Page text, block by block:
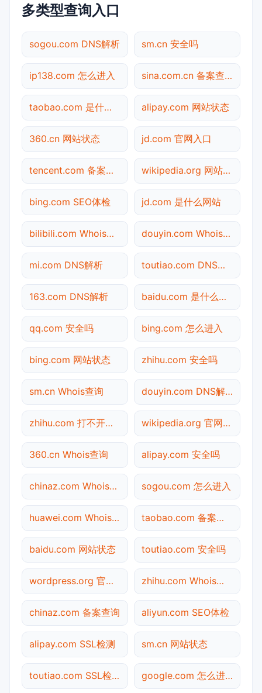
多类型查询入口
sogou.com DNS解析 sm.cn 安全吗
ip138.com 怎么进入 sina.com.cn 备案查询
taobao.com 是什么网站 alipay.com 网站状态
360.cn 网站状态 jd.com 官网入口
tencent.com 备案查询 wikipedia.org 网站状态
bing.com SEO体检 jd.com 是什么网站
bilibili.com Whois查询 douyin.com Whois查询
mi.com DNS解析 toutiao.com DNS解析
163.com DNS解析 baidu.com 是什么网站
qq.com 安全吗 bing.com 怎么进入
bing.com 网站状态 zhihu.com 安全吗
sm.cn Whois查询 douyin.com DNS解析
zhihu.com 打不开检测 wikipedia.org 官网入口
360.cn Whois查询 alipay.com 安全吗
chinaz.com Whois查询 sogou.com 怎么进入
huawei.com Whois查询 taobao.com 备案查询
baidu.com 网站状态 toutiao.com 安全吗
wordpress.org 官网入口 zhihu.com Whois查询
chinaz.com 备案查询 aliyun.com SEO体检
alipay.com SSL检测 sm.cn 网站状态
toutiao.com SSL检测 google.com 怎么进入